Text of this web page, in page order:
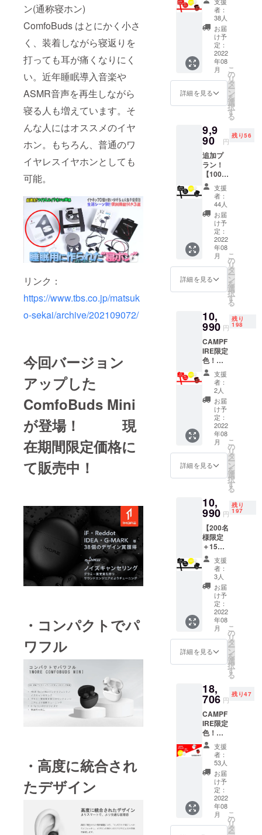
ン(通称寝ホン)
ComfoBuds はとにかく小さ
く、装着しながら寝返りを
打っても耳が痛くなりにく
い。近年睡眠導入音楽や
ASMR音声を再生しながら
寝る人も増えています。そ
んな人にはオススメのイヤ
ホン。もちろん、普通のワ
イヤレスイヤホンとしても
可能。
リンク：
https://www.tbs.co.jp/matsuk
o-sekai/archive/202109072/
今回バージョン
アップした
ComfoBuds Mini
が登場！ 現
在期間限定価格に
て販売中！
・コンパクトでパ
ワフル
・高度に統合され
たデザイン
う精進して
ン！
【100名
様限定
＋23%
OFF】
格:9990
円（税
込） 一
般予定
販売価
格：
円（税
込） ※
送料無
料（日
本国内
限定）
内容
物：
●Comfo
buds
mini本
体 ×1 ●
充電
ケース
×1 ● 充
電ケー
ブル×1
語を含
む多言
語対
応）×1
者：
38人
お届
け予
定：
2022
年08
月
詳細を見る
こ
の
リ
タ
ー
ン
を
選
択
す
る
9,9
90 円
残り56
追加プ
ラン！
【100名
様限定
＋23%
OFF】
価
格:9990
円（税
込） 一
般予定
販売価
格：
12900
円（税
込） ※
料（日
本国内
限定）
内容
物：
●Comfo
buds
mini本
体 ×1 ●
充電
ケース
×1 ● 充
電ケー
ブル×1
支援
者：
44人
お届
け予
定：
2022
年08
月
詳細を見る
こ
の
リ
タ
ー
ン
を
選
択
す
る
10,
990 円
残り
198
CAMPF
IRE限定
色！
【200名
様限定
＋15%
OFF】
格:1099
0円（税
込） 一
般予定
販売価
格：
12900
円（税
送料無
料（日
本国内
限定）
内容
物：
●Comfo
buds
mini本
体 ×1 ●
充電
ケース
×1 ● ク
リア収
納ケー
ス×1 ●
充電
明書
（日本
語を含
む多言
語対
応）×1
支援
者：
2人
お届
け予
定：
2022
年08
月
詳細を見る
こ
の
リ
タ
ー
ン
を
選
択
す
る
10,
990 円
残り
197
【200名
様限定
＋15%
OFF】
価
格:1099
0円（税
込） 一
般予定
販売価
格：
12900
円（税
込） ※
送料無
料（日
限定）
内容
物：
●Comfo
buds
mini本
体 ×1 ●
充電
ケース
×1 ● ク
リア収
納ケー
ス×1 ●
充電
ケーブ
ル×1 ●
支援
者：
3人
お届
け予
定：
2022
年08
月
詳細を見る
こ
の
リ
タ
ー
ン
を
選
択
す
る
18,
706 円
残り47
CAMPF
IRE限定
色！
【100名
様限定
＋28%
OFF】
格:1870
6円（税
込） 一
般予定
販売価
支援
者：
53人
お届
け予
定：
2022
年08
月
こ
の
リ
タ
ー